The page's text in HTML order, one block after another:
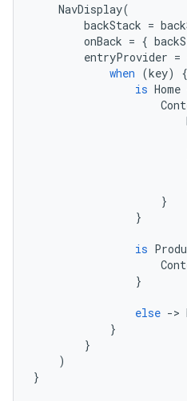
NavDisplay(
backStack =
onBack = {
entryProvider =
when (key)
{
is Home
}
}
is
}
else ->
}
}
)
}